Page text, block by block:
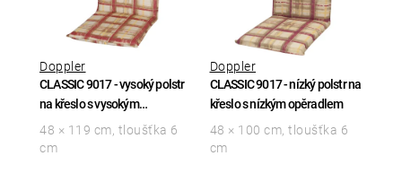
CLASSIC 9017 - vysoký polstr
na křeslo s vysokým
opěradlem
Doppler
48 × 119 cm, tloušťka 6
cm
CLASSIC 9017 - nízký polstr na
křeslo s nízkým opěradlem
Doppler
48 × 100 cm, tloušťka 6
cm